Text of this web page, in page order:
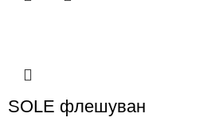
SOLE флешуван